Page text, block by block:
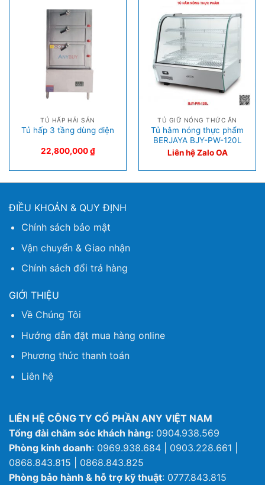
TỦ HẤP HẢI SẢN
Tủ hấp 3 tầng dùng điện
22,800,000₫
TỦ GIỮ NÓNG THỨC ĂN
Tủ hâm nóng thực phẩm
BERJAYA BJY-PW-120L
Liên hệ Zalo OA
ĐIỀU KHOẢN & QUY ĐỊNH
Chính sách bảo mật
Vận chuyển & Giao nhận
Chính sách đổi trả hàng
GIỚI THIỆU
Về Chúng Tôi
Hướng dẫn đặt mua hàng online
Phương thức thanh toán
Liên hệ
LIÊN HỆ CÔNG TY CỔ PHẦN ANY VIỆT NAM
Tổng đài chăm sóc khách hàng: 0904.938.569
Phòng kinh doanh: 0969.938.684 | 0903.228.661 |
0868.843.815 | 0868.843.825
Phòng bảo hành & hỗ trợ kỹ thuật: 0777.843.815